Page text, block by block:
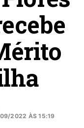
2022 ÀS 15:19